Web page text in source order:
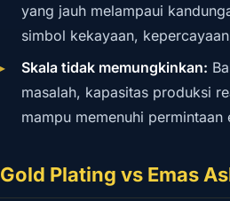
yang jauh melampaui
simbol kekayaan,
Skala tidak memungkinkan:
masalah, kapasitas produksi
mampu memenuhi permintaan
Gold Plating vs Emas